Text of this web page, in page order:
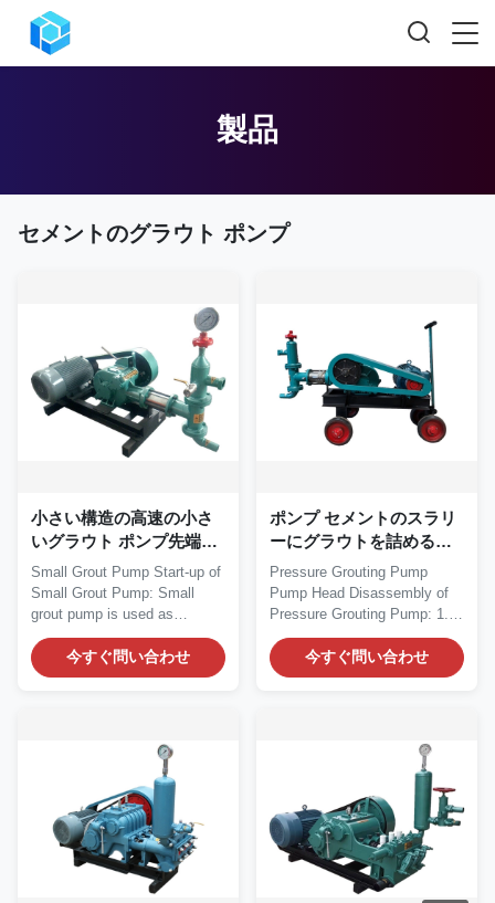
製品
セメントのグラウト ポンプ
小さい構造の高速の小さ
いグラウト ポンプ先端技
術
Small Grout Pump Start-up of
Small Grout Pump: Small
grout pump is used as
lubrication for the...
今すぐ問い合わせ
ポンプ セメントのスラリ
ーにグラウトを詰める可
変的な出力円滑な運用圧
力
Pressure Grouting Pump
Pump Head Disassembly of
Pressure Grouting Pump: 1.
Loosen the nuts on the...
今すぐ問い合わせ